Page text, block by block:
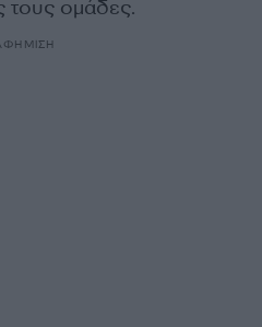
τους ομάδες.